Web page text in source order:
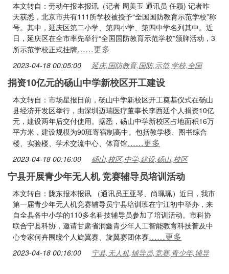
本文转自：劳动午报本报讯（记者 周美玉 通讯员 任颖) 记者昨
天获悉，北京市共有111所学校被授予“全国国防教育示范学校”称
号。其中，延庆区第二小学、第四小学、第四中学名列其中。近
日，延庆区在全市率先举行“全国国防教育示范学校”颁牌活动，3
所示范学校正式挂牌……更多
2023-04-18 00:05:00 延庆,国防教育,国防,示范,学校,全国
捐资10亿元的砀山中学新校区开工建设
本文转自：市场星报日前，砀山中学新校区开工奠基仪式在砀山
县经济开发区举行，由深圳迈瑞医疗董事长李西廷个人捐资10亿
元，建设两年后交付使用。据悉，砀山中学新校区占地面积16万
平方米，建设规模为90班寄宿制高中。包括教学楼、图书综合
楼、实验楼、学术交流中心、体育馆……更多
2023-04-18 00:16:00 砀山,校区,中学,建设,砀山,校区
宁县开展青少年无人机 竞赛辅导员培训活动
本文转自：陇东报本报讯 （通讯员王亚琴、尚珮珮）近日，我市
第一届青少年无人机竞赛辅导员宁县培训班在宁江初中举办，来
自全县各中小学的110多名科技辅导员参加了培训活动。市科协
联合宁县科协，邀请甘肃省润鑫青少年人工智能教育科技普及中
心专家何卉围绕个人旋翼赛、旋翼赛团体赛……更多
2023-04-18 00:16:00 宁县,无人机,辅导员,竞赛,青少年,辅导